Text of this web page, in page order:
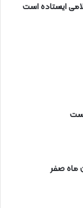
ایستاده است